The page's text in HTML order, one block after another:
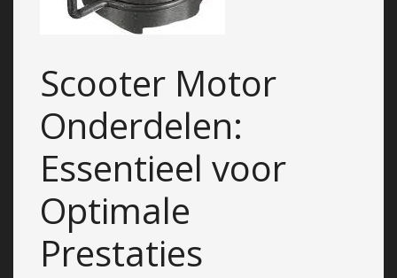
Scooter Motor
Onderdelen:
Essentieel voor
Optimale
Prestaties